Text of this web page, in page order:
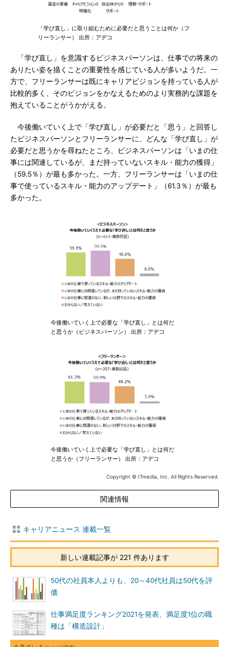
「学び直し」に取り組むために必要だと思うことは何か（フ
リーランサー） 出所：アデコ
「学び直し」を意識するビジネスパーソンは、仕事での将来の
ありたい姿を描くことの重要性を感じている人が多いようだ。一
方で、フリーランサーは既にキャリアビジョンを持っている人が
比較的多く、そのビジョンをかなえるためのより実務的な課題を
抱えていることがうかがえる。
今後働いていく上で「学び直し」が必要だと「思う」と回答し
たビジネスパーソンとフリーランサーに、どんな「学び直し」が
必要だと思うかを尋ねたところ、ビジネスパーソンは「いまの仕
事には関連しているが、まだ持っていないスキル・能力の獲得」
（59.5％）が最も多かった。一方、フリーランサーは「いまの仕
事で使っているスキル・能力のアップデート」（61.3％）が最も
多かった。
今後働いていく上で必要な「学び直し」とは何だ
と思うか（ビジネスパーソン） 出所：アデコ
今後働いていく上で必要な「学び直し」とは何だ
と思うか（フリーランサー） 出所：アデコ
Copyright © ITmedia, Inc. All Rights Reserved.
関連情報
キャリアニュース 連載一覧
新しい連載記事が 221 件あります
50代の社員本人よりも、20～40代社員は50代を評
価
仕事満足度ランキング2021を発表、満足度1位の職
種は「構造設計」